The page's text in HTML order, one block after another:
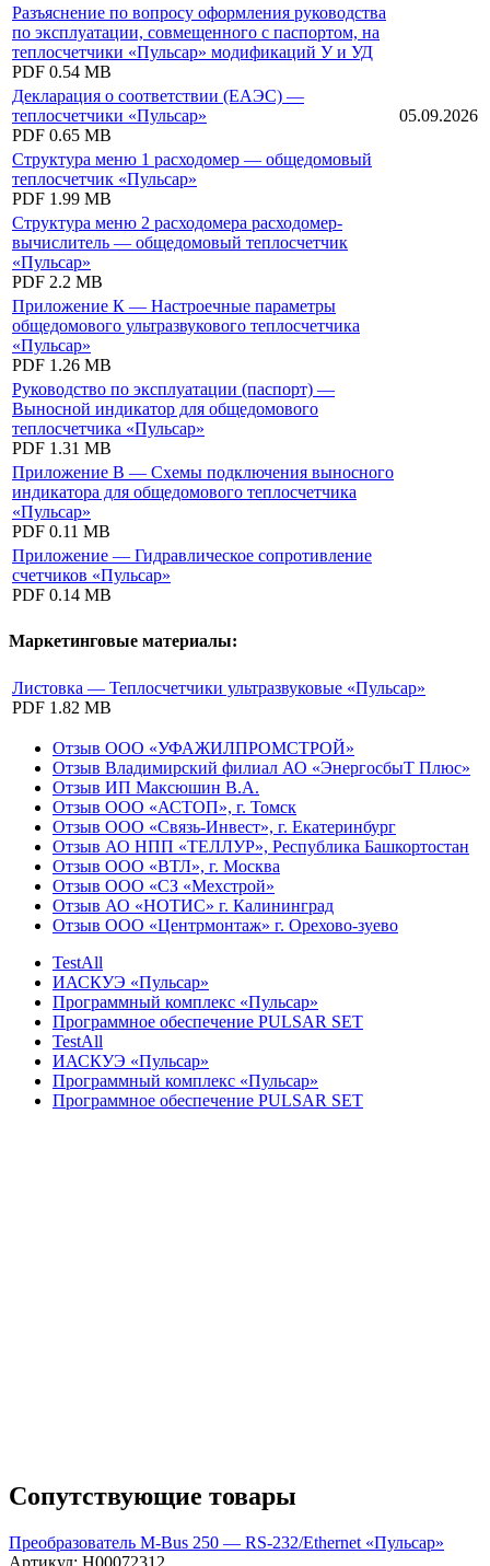
Разъяснение по вопросу оформления руководства
по эксплуатации, совмещенного с паспортом, на
теплосчетчики «Пульсар» модификаций У и УД
PDF 0.54 MB
Декларация о соответствии (ЕАЭС) —
теплосчетчики «Пульсар»
PDF 0.65 MB
05.09.2026
Структура меню 1 расходомер — общедомовый
теплосчетчик «Пульсар»
PDF 1.99 MB
Структура меню 2 расходомера расходомер-
вычислитель — общедомовый теплосчетчик
«Пульсар»
PDF 2.2 MB
Приложение К — Настроечные параметры
общедомового ультразвукового теплосчетчика
«Пульсар»
PDF 1.26 MB
Руководство по эксплуатации (паспорт) —
Выносной индикатор для общедомового
теплосчетчика «Пульсар»
PDF 1.31 MB
Приложение В — Схемы подключения выносного
индикатора для общедомового теплосчетчика
«Пульсар»
PDF 0.11 MB
Приложение — Гидравлическое сопротивление
счетчиков «Пульсар»
PDF 0.14 MB
Маркетинговые материалы:
Листовка — Теплосчетчики ультразвуковые «Пульсар»
PDF 1.82 MB
Отзыв ООО «УФАЖИЛПРОМСТРОЙ»
Отзыв Владимирский филиал АО «ЭнергосбыТ Плюс»
Отзыв ИП Максюшин В.А.
Отзыв ООО «АСТОП», г. Томск
Отзыв ООО «Связь-Инвест», г. Екатеринбург
Отзыв АО НПП «ТЕЛЛУР», Республика Башкортостан
Отзыв ООО «ВТЛ», г. Москва
Отзыв ООО «СЗ «Мехстрой»
Отзыв АО «НОТИС» г. Калининград
Отзыв ООО «Центрмонтаж» г. Орехово-зуево
TestAll
ИАСКУЭ «Пульсар»
Программный комплекс «Пульсар»
Программное обеспечение PULSAR SET
TestAll
ИАСКУЭ «Пульсар»
Программный комплекс «Пульсар»
Программное обеспечение PULSAR SET
Сопутствующие товары
Преобразователь M-Bus 250 — RS-232/Ethernet «Пульсар»